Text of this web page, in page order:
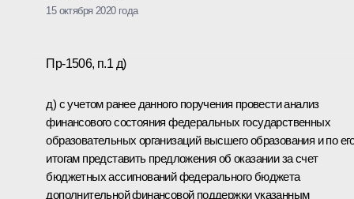
15 октября 2020 года
Пр-1506, п.1 д)
д) с учетом ранее данного поручения провести анализ
финансового состояния федеральных государственных
образовательных организаций высшего образования и по
итогам представить предложения об оказании за счет
бюджетных ассигнований федерального бюджета
дополнительной финансовой поддержки указанным